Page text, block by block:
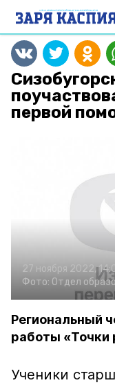
первой
27 ноября 2022,
Фото: Отдел
Региональный
работы «Точки
Ученики